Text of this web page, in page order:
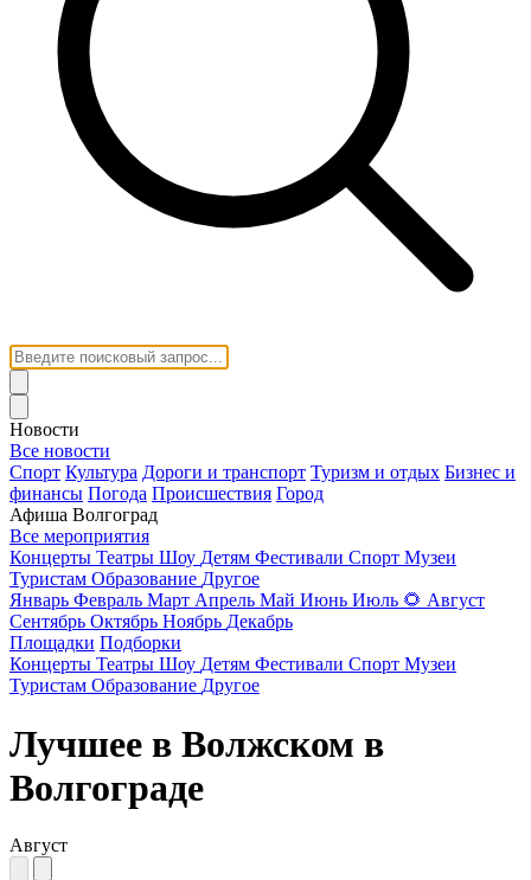
Новости
Все новости
Спорт Культура Дороги и транспорт Туризм и отдых Бизнес и
финансы Погода Происшествия Город
Афиша Волгоград
Все мероприятия
Концерты Театры Шоу Детям Фестивали Спорт Музеи
Туристам Образование Другое
Январь Февраль Март Апрель Май Июнь Июль 🌻 Август
Сентябрь Октябрь Ноябрь Декабрь
Площадки Подборки
Концерты Театры Шоу Детям Фестивали Спорт Музеи
Туристам Образование Другое
Лучшее в Волжском в
Волгограде
Август